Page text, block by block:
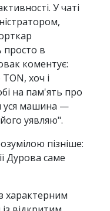
У чаті
просто в
коментує:
хоч і
на пам'ять про
уся машина —
його уявляю".
пізніше:
Дурова саме
характерним